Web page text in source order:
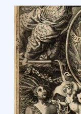
DE
CAMPO